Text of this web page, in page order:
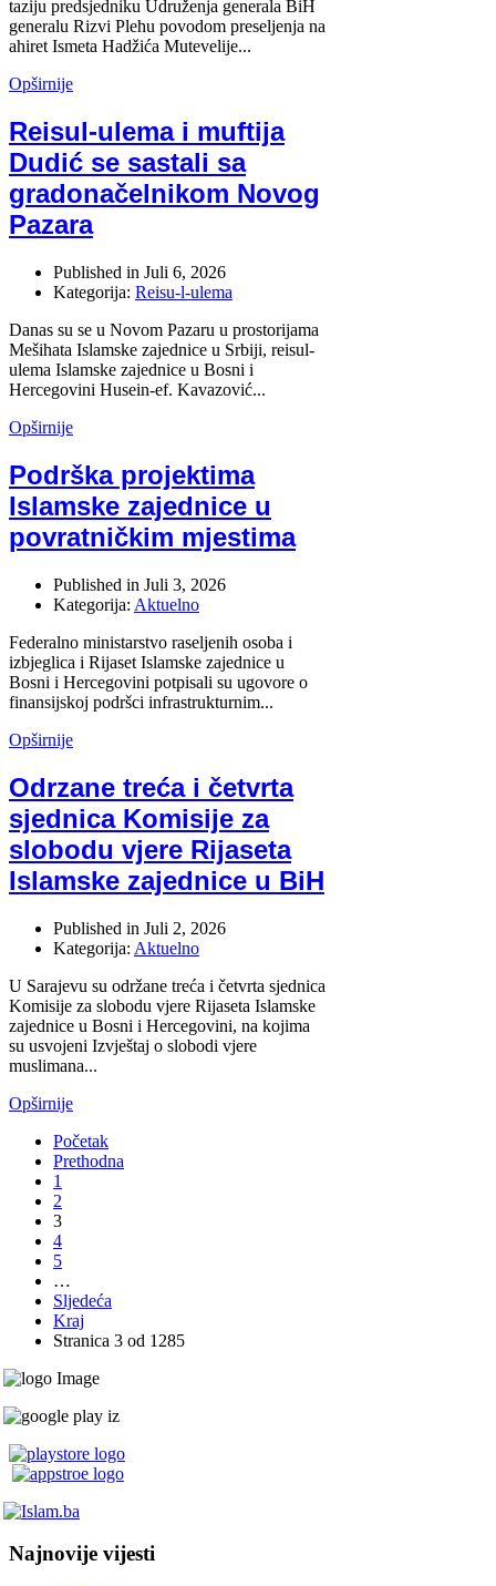
taziju predsjedniku Udruženja generala BiH
generalu Rizvi Plehu povodom preseljenja na
ahiret Ismeta Hadžića Mutevelije...
Opširnije
Reisul-ulema i muftija
Dudić se sastali sa
gradonačelnikom Novog
Pazara
Published in Juli 6, 2026
Kategorija: Reisu-l-ulema
Danas su se u Novom Pazaru u prostorijama
Mešihata Islamske zajednice u Srbiji, reisul-
ulema Islamske zajednice u Bosni i
Hercegovini Husein-ef. Kavazović...
Opširnije
Podrška projektima
Islamske zajednice u
povratničkim mjestima
Published in Juli 3, 2026
Kategorija: Aktuelno
Federalno ministarstvo raseljenih osoba i
izbjeglica i Rijaset Islamske zajednice u
Bosni i Hercegovini potpisali su ugovore o
finansijskoj podršci infrastrukturnim...
Opširnije
Odrzane treća i četvrta
sjednica Komisije za
slobodu vjere Rijaseta
Islamske zajednice u BiH
Published in Juli 2, 2026
Kategorija: Aktuelno
U Sarajevu su održane treća i četvrta sjednica
Komisije za slobodu vjere Rijaseta Islamske
zajednice u Bosni i Hercegovini, na kojima
su usvojeni Izvještaj o slobodi vjere
muslimana...
Opširnije
Početak
Prethodna
1
2
3
4
5
…
Sljedeća
Kraj
Stranica 3 od 1285
Najnovije vijesti